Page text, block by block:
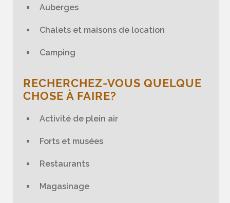
Auberges
Chalets et maisons de location
Camping
RECHERCHEZ-VOUS QUELQUE
CHOSE À FAIRE?
Activité de plein air
Forts et musées
Restaurants
Magasinage